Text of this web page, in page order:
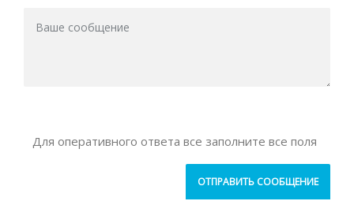
Для оперативного ответа все заполните все поля